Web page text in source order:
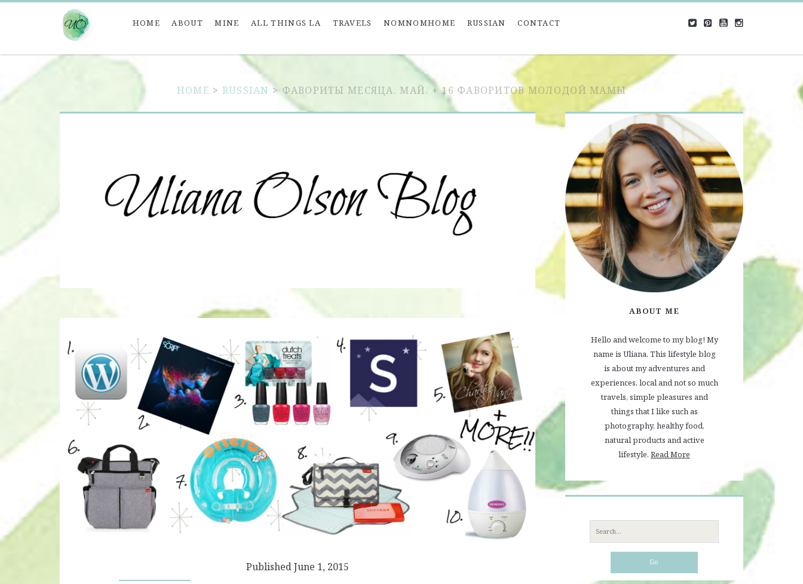
HOME ABOUT MINE ALL THINGS LA TRAVELS NOMNOMHOME RUSSIAN CONTACT
HOME > RUSSIAN > ФАВОРИТЫ МЕСЯЦА. МАЙ. + 16 ФАВОРИТОВ МОЛОДОЙ МАМЫ
Published June 1, 2015
ABOUT ME
Hello and welcome to my blog! My
name is Uliana. This lifestyle blog
is about my adventures and
experiences, local and not so much
travels, simple pleasures and
things that I like such as
photography, healthy food,
natural products and active
lifestyle. Read More
Search
for: